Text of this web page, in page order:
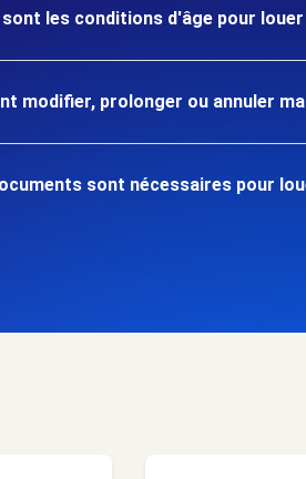
sont les conditions d'âge pour
modifier, prolonger ou annuler
sont nécessaires pour